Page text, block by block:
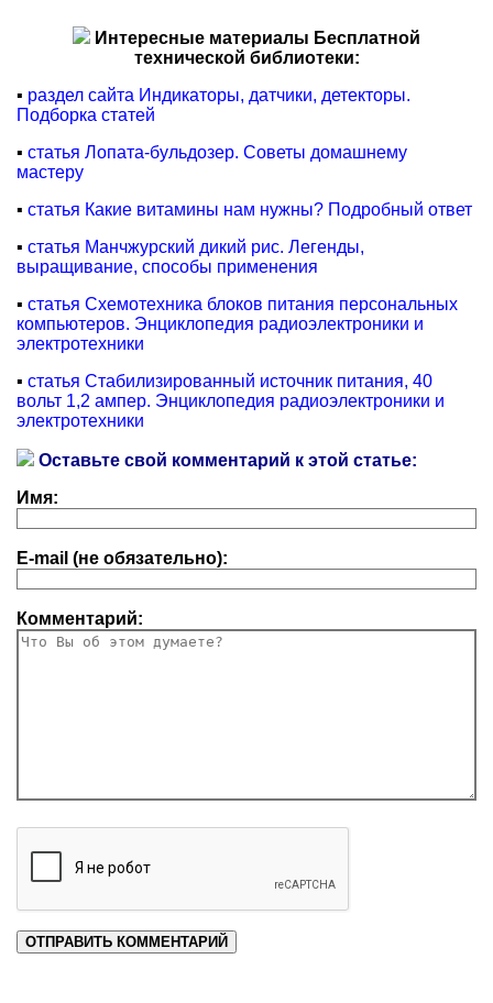
Интересные материалы Бесплатной
технической библиотеки:
▪ раздел сайта Индикаторы, датчики, детекторы.
Подборка статей
▪ статья Лопата-бульдозер. Советы домашнему
мастеру
▪ статья Какие витамины нам нужны? Подробный ответ
▪ статья Манчжурский дикий рис. Легенды,
выращивание, способы применения
▪ статья Схемотехника блоков питания персональных
компьютеров. Энциклопедия радиоэлектроники и
электротехники
▪ статья Стабилизированный источник питания, 40
вольт 1,2 ампер. Энциклопедия радиоэлектроники и
электротехники
Оставьте свой комментарий к этой статье:
Имя:
E-mail (не обязательно):
Комментарий: